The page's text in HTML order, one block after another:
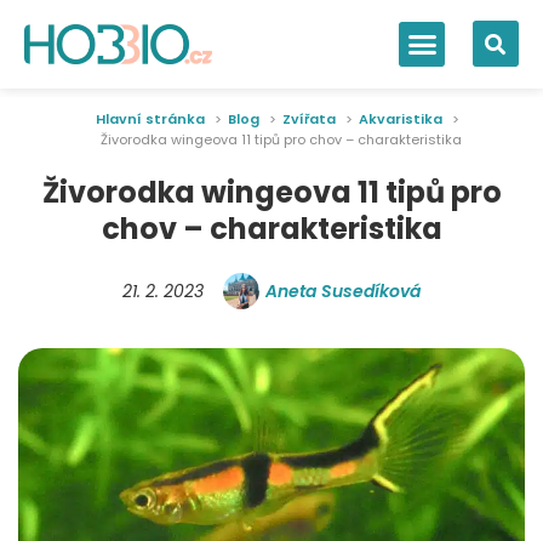
Hlavní stránka Blog Zvířata
Akvaristika
Živorodka wingeova 11 tipů pro chov – charakteristika
Živorodka wingeova 11 tipů pro
chov – charakteristika
21. 2. 2023 Aneta Susedíková